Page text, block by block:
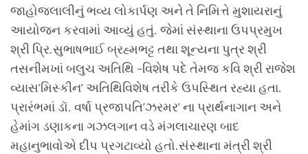
જાહોજલાલીનું ભવ્ય લોકાર્પણ અને તે નિમિત્તે મુશાયરાનું
આયોજન કરવામાં આવ્યું હતું. જેમાં સંસ્થાના ઉપપ્રમુખ
શ્રી પ્રિ.સુભાષભાઈ બ્રહ્મભટ્ટ તથા શૂન્યના પુત્ર શ્રી
તસનીમખાં બલુચ અતિથિ -વિશેષ પદે તેમજ કવિ શ્રી રાજેશ
વ્યાસ’મિસ્કીન’ અતિથિવિશેષ તરીકે ઉપસ્થિત રહ્યા હતા.
પ્રારંભમાં ડૉ. વર્ષા પ્રજાપતિ’ઝરમર’ ના પ્રાર્થનાગાન અને
હેમાંગ ડણાકના ગઝલગાન વડે મંગલાચારણ બાદ
મહાનુભાવોએ દીપ પ્રગટાવ્યો હતો.સંસ્થાના મંત્રી શ્રી